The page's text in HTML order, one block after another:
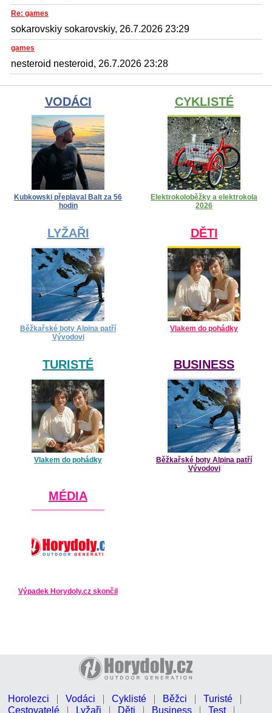
Re: games
sokarovskiy sokarovskiy, 26.7.2026 23:29
games
nesteroid nesteroid, 26.7.2026 23:28
VODÁCI
Kubkowski přeplaval Balt za 56
hodin
CYKLISTÉ
Elektrokoloběžky a elektrokola
2026
LYŽAŘI
Běžkařské boty Alpina patří
Vývodovi
DĚTI
Vlakem do pohádky
TURISTÉ
Vlakem do pohádky
BUSINESS
Běžkařské boty Alpina patří
Vývodovi
MÉDIA
Výpadek Horydoly.cz skončil
Horolezci Vodáci Cyklisté Běžci
Turisté
Cestovatelé
Lyžaři Děti Business Test